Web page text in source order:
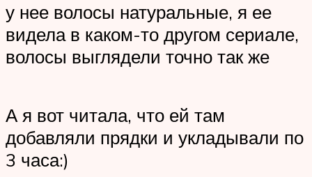
у нее волосы натуральные, я ее
видела в каком-то другом сериале,
волосы выглядели точно так же
А я вот читала, что ей там
добавляли прядки и укладывали по
3 часа:)